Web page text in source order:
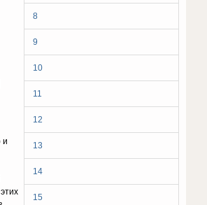
8
9
10
11
12
13
14
15
и